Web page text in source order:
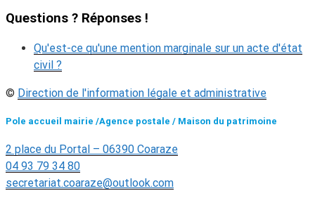
Questions ? Réponses !
Qu'est-ce qu'une mention marginale sur un acte d'état
civil ?
© Direction de l'information légale et administrative
Pole accueil mairie /Agence postale / Maison du patrimoine
2 place du Portal – 06390 Coaraze
04 93 79 34 80
secretariat.coaraze@outlook.com